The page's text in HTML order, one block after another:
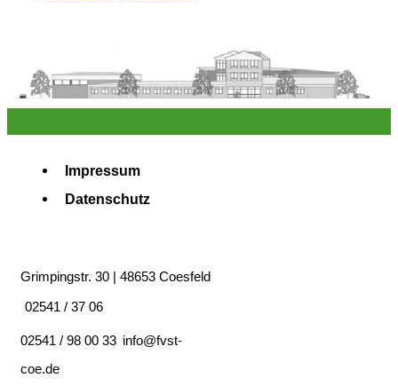
Impressum
Datenschutz
Grimpingstr. 30 | 48653 Coesfeld
02541 / 37 06
02541 / 98 00 33 info@fvst-
coe.de